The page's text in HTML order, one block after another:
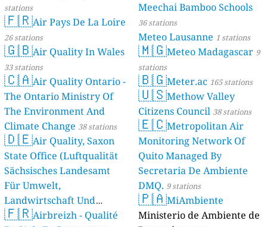
stations
🇫🇷Air Pays De La Loire
26 stations
🇬🇧Air Quality In Wales
33 stations
🇨🇦Air Quality Ontario -
The Ontario Ministry Of
The Environment And
Climate Change 38 stations
🇩🇪Air Quality, Saxon
State Office (Luftqualität
Sächsisches Landesamt
Für Umwelt,
Landwirtschaft Und
Geologie) 50 stations
🇫🇷Airbreizh - Qualité
Meechai Bamboo Schools
36 stations
Meteo Lausanne 1 stations
🇲🇬Meteo Madagascar 9
stations
🇧🇬Meter.ac 165 stations
🇺🇸Methow Valley
Citizens Council 38 stations
🇪🇨Metropolitan Air
Monitoring Network Of
Quito Managed By
Secretaria De Ambiente
DMQ. 9 stations
🇵🇦MiAmbiente
Ministerio de Ambiente de